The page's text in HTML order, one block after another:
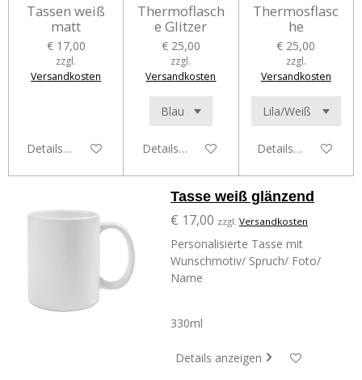
Tassen weiß
matt
€ 17,00
zzgl.
Versandkosten
Details anzeigen
Thermoflasch
e Glitzer
€ 25,00
zzgl.
Versandkosten
Details anzeigen
Thermosflasc
he
€ 25,00
zzgl.
Versandkosten
Details anzeigen
Tasse weiß glänzend
€ 17,00 zzgl. Versandkosten
Personalisierte Tasse mit
Wunschmotiv/ Spruch/ Foto/
Name
330ml
Details anzeigen